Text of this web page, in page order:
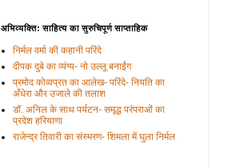
अभिव्यक्ति: साहित्य का सुरुचिपूर्ण साप्ताहिक
निर्मल वर्मा की कहानी परिंदे
दीपक दुबे का व्यंग्य- नो उल्लू बनाईंग
प्रमोद कोव्वप्रत का आलेख- परिंदे- नियति का
अँधेरा और उजाले की तलाश
डॉ. अनिल के साथ पर्यटन- समृद्ध परंपराओं का
प्रदेश हरियाणा
राजेन्द्र तिवारी का संस्मरण- शिमला में घुला निर्मल